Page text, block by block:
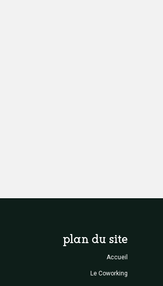
plan du site
Accueil
Le Coworking